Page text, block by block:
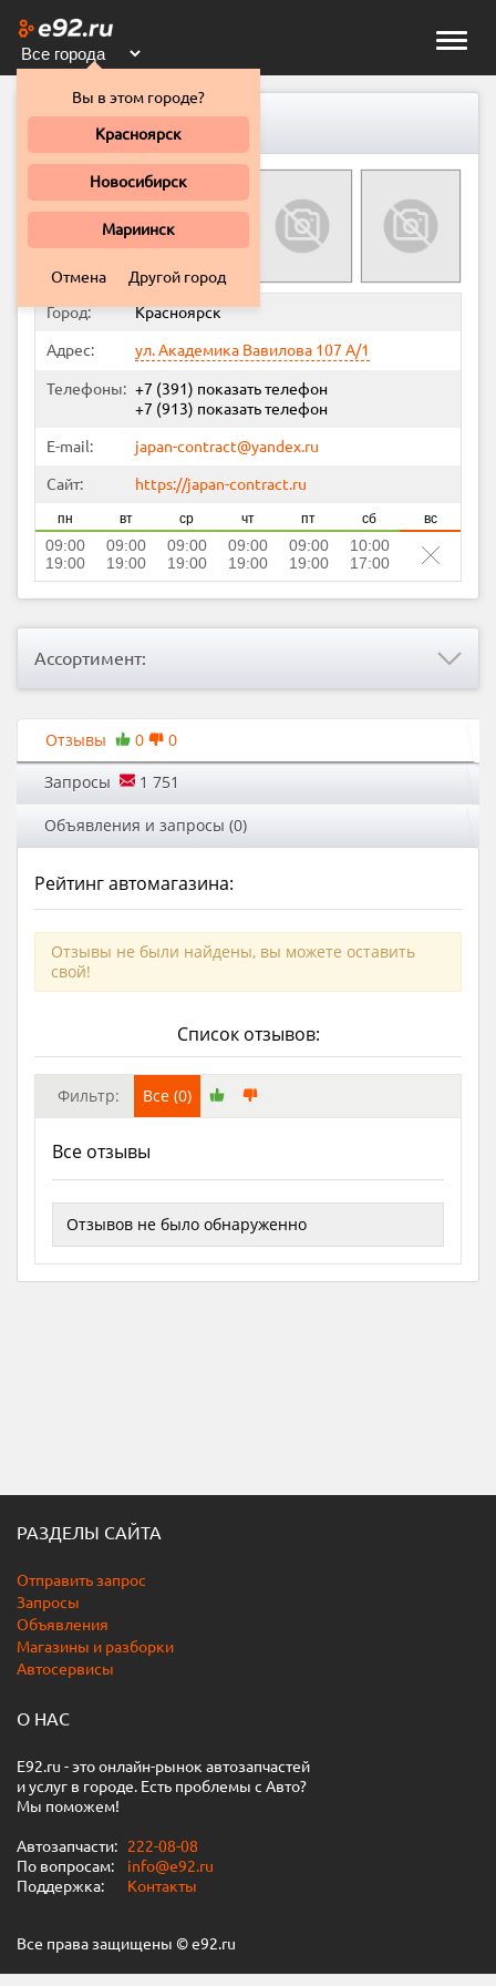
Toggle
Вы в этом городе?
Красноярск
Новосибирск
Мариинск
Отмена Другой город
JAPAN-CONTRACT
Город: Красноярск
Адрес: ул. Академика Вавилова 107 А/1
Телефоны: +7 (391) показать телефон
+7 (913) показать телефон
E-mail: japan-contract@yandex.ru
Сайт: https://japan-contract.ru
пн вт ср чт пт сб вс
09:00
19:00
09:00
19:00
09:00
19:00
09:00
19:00
09:00
19:00
10:00
17:00
Ассортимент:
Отзывы 0 0
Запросы 1 751
Объявления и запросы (0)
Рейтинг автомагазина:
Отзывы не были найдены, вы можете оставить
свой!
Список отзывов:
Фильтр: Все (0)
Все отзывы
Отзывов не было обнаруженно
РАЗДЕЛЫ САЙТА
Отправить запрос
Запросы
Объявления
Магазины и разборки
Автосервисы
О НАС
E92.ru - это онлайн-рынок автозапчастей
и услуг в городе. Есть проблемы с Авто?
Мы поможем!
Автозапчасти:
222-08-08
По вопросам: info@e92.ru
Поддержка: Контакты
Все права защищены © e92.ru